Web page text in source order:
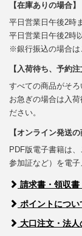
【在庫ありの場合】
平日営業日午後2時
平日営業日午後2時
※銀行振込の場合は
【入荷待ち、予約
すべての商品がそろ
お急ぎの場合は入
ださい。
【オンライン発送の
PDF版電子書籍は
参加証など）を電子
請求書・領収
ポイントについ
大口注文・法